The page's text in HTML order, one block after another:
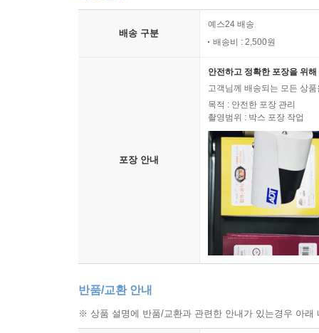
배송 구분
예스24 배송
배송비 : 2,500원
포장 안내
안전하고 정확한 포장을 위
고객님께 배송되는 모든 상
목적 : 안전한 포장 관리
촬영범위 : 박스 포장 작업
반품/교환 안내
※ 상품 설명에 반품/교환과 관련한 안내가 있는경우 아